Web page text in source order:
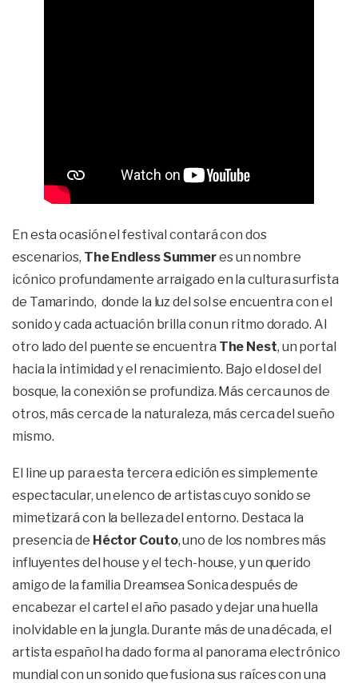
En esta ocasión el festival contará con dos
escenarios, The Endless Summeres un nombre
icónico profundamente arraigado en la cultura surfista
de Tamarindo, donde la luz del sol se encuentra con el
sonido y cada actuación brilla con un ritmo dorado. Al
otro lado del puente se encuentra The Nest, un portal
hacia la intimidad y el renacimiento. Bajo el dosel del
bosque, la conexión se profundiza. Más cerca unos de
otros, más cerca de la naturaleza, más cerca del sueño
mismo.
El line up para esta tercera edición es simplemente
espectacular, un elenco de artistas cuyo sonido se
mimetizará con la belleza del entorno. Destaca la
presencia de Héctor Couto, uno de los nombres más
influyentes del house y el tech-house, y un querido
amigo de la familia Dreamsea Sonica después de
encabezar el cartel el año pasado y dejar una huella
inolvidable en la jungla. Durante más de una década, el
artista español ha dado forma al panorama electrónico
mundial con un sonido que fusiona sus raíces con una